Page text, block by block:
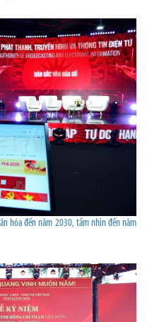
hóa đến năm 2030, tầm nhìn đến năm